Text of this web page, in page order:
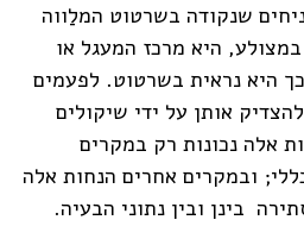
שנקודה בשרטוט המלַווה
היא מרכז המעגל או
היא נראית בשרטוט. לפעמים
אותן על ידי שיקולים
אלה נכונות רק במקרים
ובמקרים אחרים הנחות אלה
בינן ובין נתוני הבעיה.